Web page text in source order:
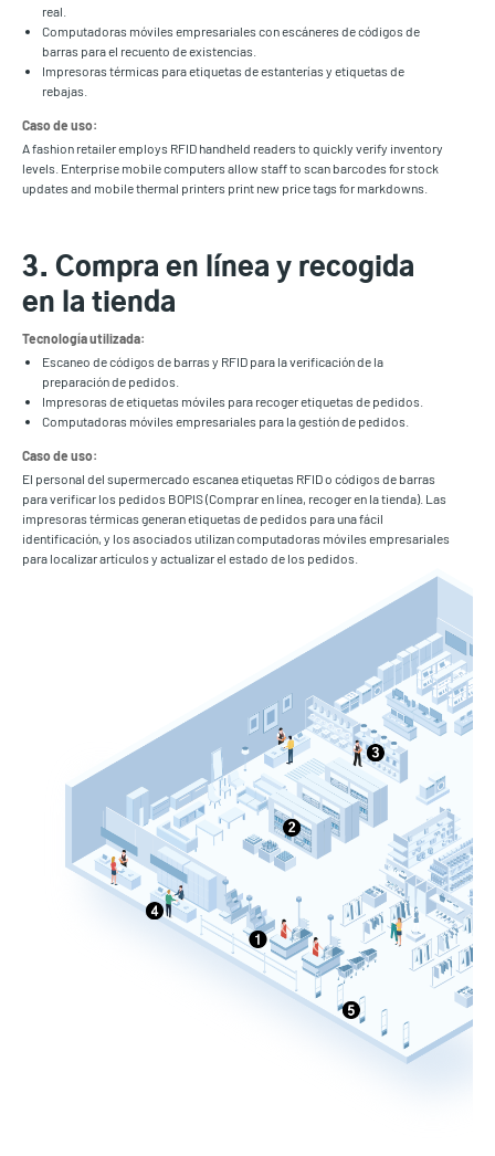
real.
Computadoras móviles empresariales con escáneres de códigos de
barras para el recuento de existencias.
Impresoras térmicas para etiquetas de estanterías y etiquetas de
rebajas.
Caso de uso:
A fashion retailer employs RFID handheld readers to quickly verify inventory
levels. Enterprise mobile computers allow staff to scan barcodes for stock
updates and mobile thermal printers print new price tags for markdowns.
3. Compra en línea y recogida
en la tienda
Tecnología utilizada:
Escaneo de códigos de barras y RFID para la verificación de la
preparación de pedidos.
Impresoras de etiquetas móviles para recoger etiquetas de pedidos.
Computadoras móviles empresariales para la gestión de pedidos.
Caso de uso:
El personal del supermercado escanea etiquetas RFID o códigos de barras
para verificar los pedidos BOPIS (Comprar en línea, recoger en la tienda). Las
impresoras térmicas generan etiquetas de pedidos para una fácil
identificación, y los asociados utilizan computadoras móviles empresariales
para localizar artículos y actualizar el estado de los pedidos.